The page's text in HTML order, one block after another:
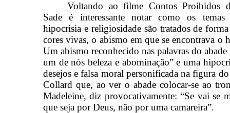
Voltando ao filme Contos Proibidos
Sade é interessante notar como os temas
hipocrisia e religiosidade são tratados de
cores vivas, o abismo em que se encontrava o
Um abismo reconhecido nas palavras do abade
um de nós beleza e abominação” e uma
desejos e falsa moral personificada na figura
Collard que, ao ver o abade colocar-se ao
Madeleine, diz provocativamente: “Se vai se
que seja por Deus, não por uma camareira”.